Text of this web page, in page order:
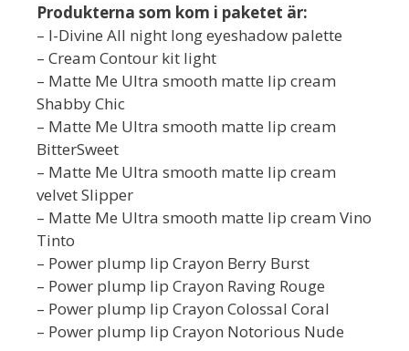
Produkterna som kom i paketet är:
– I-Divine All night long eyeshadow palette
– Cream Contour kit light
– Matte Me Ultra smooth matte lip cream
Shabby Chic
– Matte Me Ultra smooth matte lip cream
BitterSweet
– Matte Me Ultra smooth matte lip cream
velvet Slipper
– Matte Me Ultra smooth matte lip cream Vino
Tinto
– Power plump lip Crayon Berry Burst
– Power plump lip Crayon Raving Rouge
– Power plump lip Crayon Colossal Coral
– Power plump lip Crayon Notorious Nude